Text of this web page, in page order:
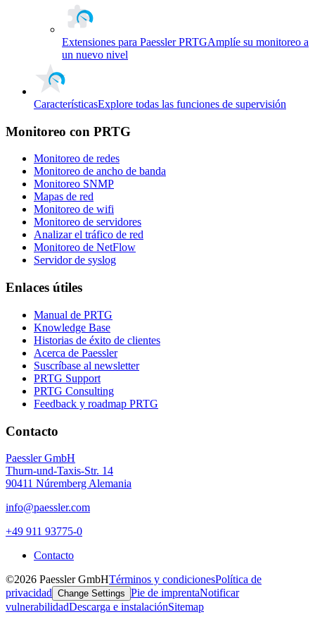
Extensiones para Paessler PRTGAmplíe su monitoreo a
un nuevo nivel
CaracterísticasExplore todas las funciones de supervisión
Monitoreo con PRTG
Monitoreo de redes
Monitoreo de ancho de banda
Monitoreo SNMP
Mapas de red
Monitoreo de wifi
Monitoreo de servidores
Analizar el tráfico de red
Monitoreo de NetFlow
Servidor de syslog
Enlaces útiles
Manual de PRTG
Knowledge Base
Historias de éxito de clientes
Acerca de Paessler
Suscríbase al newsletter
PRTG Support
PRTG Consulting
Feedback y roadmap PRTG
Contacto
Paessler GmbH
Thurn-und-Taxis-Str. 14
90411 Núremberg Alemania
info@paessler.com
+49 911 93775-0
Contacto
©2026 Paessler GmbHTérminos y condicionesPolítica de
privacidad Change Settings Pie de imprentaNotificar
vulnerabilidadDescarga e instalaciónSitemap